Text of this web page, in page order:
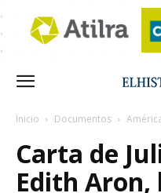
Inicio Documentos
Carta de
Edith